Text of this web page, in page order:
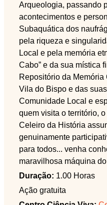
Arqueologia, passando
acontecimentos e
Subaquática dos
pela riqueza e
Local e pela memória
Cabo” e da sua mística
Repositório da
Vila do Bispo e das
Comunidade Local e
quem visita o território,
Celeiro da História
genuinamente
para todos... venha
maravilhosa máquina
Duração: 1.00 Horas
Ação gratuita